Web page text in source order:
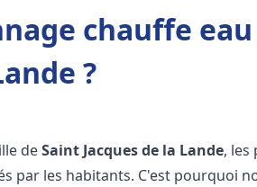
chauffe eau
?
deSaint Jacques de la Lande, les
par les habitants. C'est pourquoi